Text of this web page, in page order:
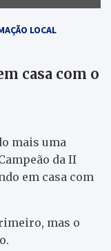
LOCAL
casa com o
mais uma
da II
em casa com
mas o